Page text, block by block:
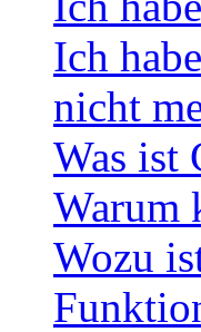
Ich
nicht
Was ist
Warum
Wozu